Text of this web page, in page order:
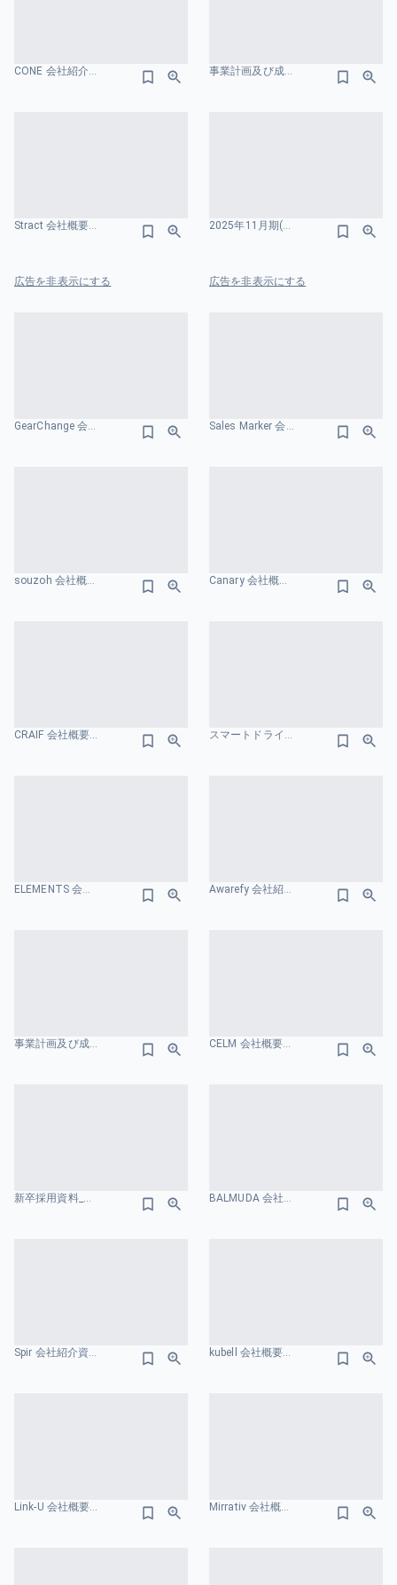
CONE 会社紹介資料 会社概要のスライドデザイン 事業計画及び成長可能性に関する説明資料-フラー株式会社 会社概要のスライドデザイン
Stract 会社概要のスライドデザイン 2025年11月期(FYE2025) 通期決算説明資料 会社概要のスライドデザイン
広告を非表示にする 広告を非表示にする
GearChange 会社紹介資料 会社概要のスライドデザイン Sales Marker 会社紹介資料 会社概要のスライドデザイン
souzoh 会社概要のスライドデザイン Canary 会社概要のスライドデザイン
CRAIF 会社概要のスライドデザイン スマートドライブ ir資料 会社概要のスライドデザイン
ELEMENTS 会社紹介資料 会社概要のスライドデザイン Awarefy 会社紹介資料 水色のスライドデザイン
事業計画及び成⾧可能性に関する事項-ウェルネス･コミュニケーションズ株式会社 会社概要のスライドデザイン CELM 会社概要のスライドデザイン
新卒採用資料_madoguchi-culture-deck-v1.2 会社概要のスライドデザイン BALMUDA 会社紹介資料 会社概要のスライドデザイン
Spir 会社紹介資料 会社概要のスライドデザイン kubell 会社概要のスライドデザイン
Link-U 会社概要のスライドデザイン Mirrativ 会社概要のスライドデザイン